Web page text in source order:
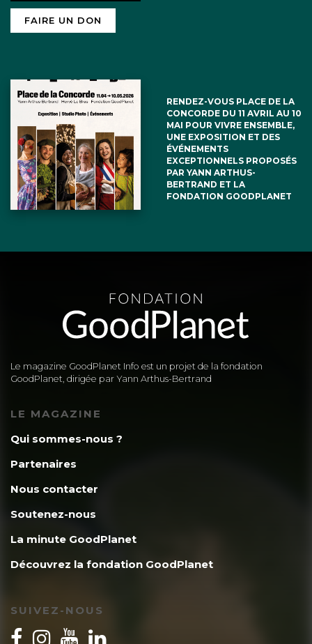
FAIRE UN DON
RENDEZ-VOUS PLACE DE LA
CONCORDE DU 11 AVRIL AU 10
MAI POUR VIVRE ENSEMBLE,
UNE EXPOSITION ET DES
ÉVÉNEMENTS
EXCEPTIONNELS PROPOSÉS
PAR YANN ARTHUS-
BERTRAND ET LA
FONDATION GOODPLANET
Le magazine GoodPlanet Info est un projet de la fondation
GoodPlanet, dirigée par Yann Arthus-Bertrand
LE MAGAZINE
Qui sommes-nous ?
Partenaires
Nous contacter
Soutenez-nous
La minute GoodPlanet
Découvrez la fondation GoodPlanet
SUIVEZ-NOUS